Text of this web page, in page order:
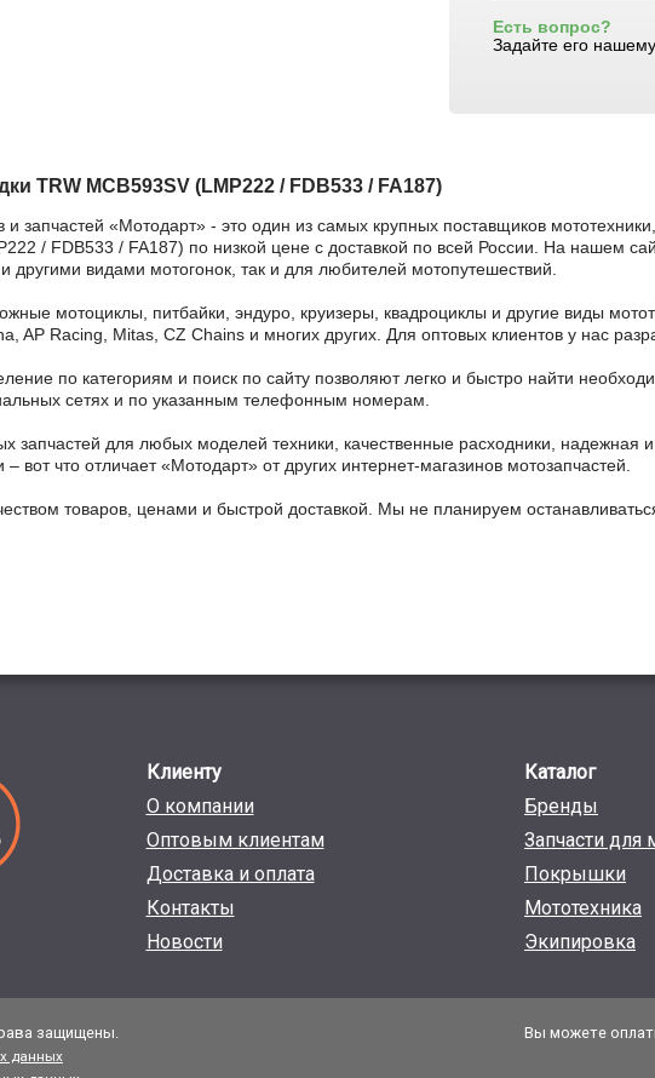
Есть вопрос?
Задайте его нашему
TRW MCB593SV (LMP222 / FDB533 / FA187)
и запчастей «Мотодарт» - это один из самых крупных поставщиков
/ FDB533 / FA187) по низкой цене с доставкой по всей России. На нашем
другими видами мотогонок, так и для любителей мотопутешествий.
мотоциклы, питбайки, эндуро, круизеры, квадроциклы и другие виды
AP Racing, Mitas, CZ Chains и многих других. Для оптовых клиентов у нас
по категориям и поиск по сайту позволяют легко и быстро найти
сетях и по указанным телефонным номерам.
запчастей для любых моделей техники, качественные расходники, надежная
вот что отличает «Мотодарт» от других интернет-магазинов мотозапчастей.
товаров, ценами и быстрой доставкой. Мы не планируем
Клиенту
О компании
Оптовым клиентам
Доставка и оплата
Контакты
Новости
Каталог
Бренды
Запчасти для
Покрышки
Мототехника
Экипировка
защищены.
данных
Вы можете